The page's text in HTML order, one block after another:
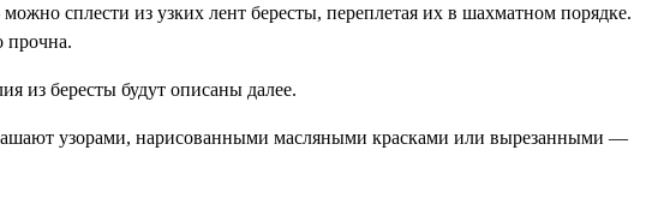
сплести из узких лент бересты, переплетая их в шахматном порядке.
прочна.
из бересты будут описаны далее.
узорами, нарисованными масляными красками или вырезанными —